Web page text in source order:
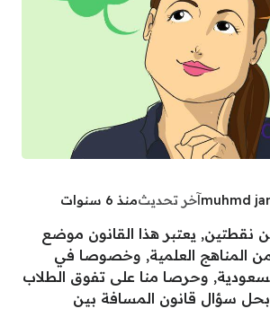
muhmdآخر تحديثمنذ 6 سنوات
نقطتين, يعتبر هذا القانون موضع
المناهج العلمية, وخصوصا في
وحرصا منا على تفوق الطلاب
سؤال قانون المسافة بين